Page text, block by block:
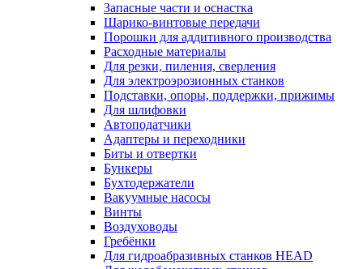
Запасные части и оснастка
Шарико-винтовые передачи
Порошки для аддитивного производства
Расходные материалы
Для резки, пиления, сверления
Для электроэрозионных станков
Подставки, опоры, поддержки, прижимы
Для шлифовки
Автоподатчики
Адаптеры и переходники
Биты и отвертки
Бункеры
Бухтодержатели
Вакуумные насосы
Винты
Воздуховоды
Гребёнки
Для гидроабразивных станков HEAD